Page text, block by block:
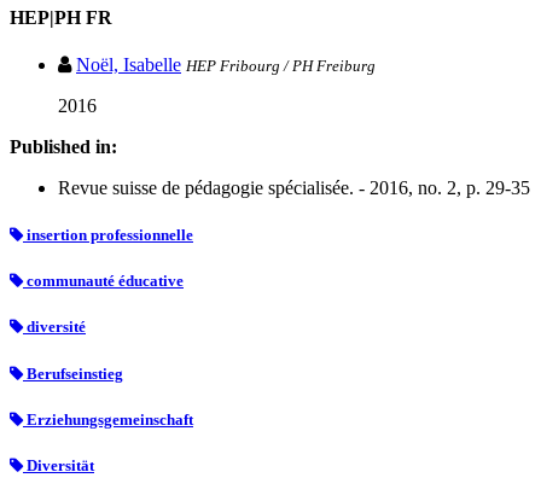
HEP|PH FR
Noël, Isabelle HEP Fribourg / PH Freiburg
2016
Published in:
Revue suisse de pédagogie spécialisée. - 2016, no. 2, p. 29-35
insertion professionnelle
communauté éducative
diversité
Berufseinstieg
Erziehungsgemeinschaft
Diversität